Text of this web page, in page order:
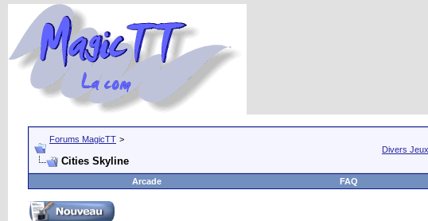
Forums MagicTT >
Divers
Cities Skyline
Arcade FAQ